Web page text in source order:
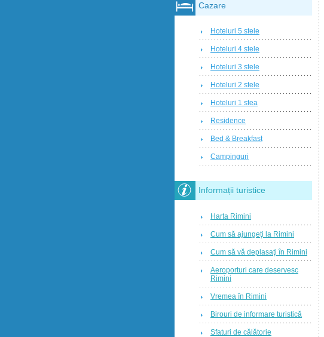
Cazare
Hoteluri 5 stele
Hoteluri 4 stele
Hoteluri 3 stele
Hoteluri 2 stele
Hoteluri 1 stea
Residence
Bed & Breakfast
Campinguri
Informații turistice
Harta Rimini
Cum să ajungeţi la Rimini
Cum să vă deplasaţi în Rimini
Aeroporturi care deservesc
Rimini
Vremea în Rimini
Birouri de informare turistică
Sfaturi de călătorie